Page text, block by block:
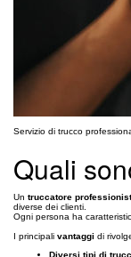
Servizio di trucco
Quali
Un truccatore
diverse dei clienti.
Ogni persona ha
I principali vantaggi di
Diversi tipi di